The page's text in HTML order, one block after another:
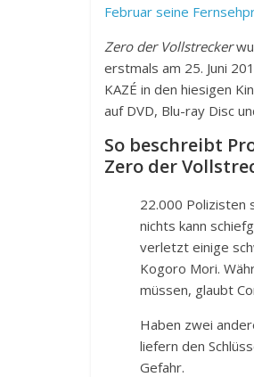
Februar seine
Zero der Vollstrecker
erstmals am 25. Juni
KAZÉ in den hiesigen
auf DVD, Blu-ray Disc
So beschreibt
Zero der
22.000 Polizisten
nichts kann
verletzt einige
Kogoro Mori.
müssen, glaubt
Haben zwei
liefern den
Gefahr.